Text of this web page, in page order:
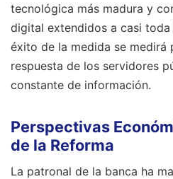
tecnológica más madura y
digital extendidos a casi
éxito de la medida se medirá
respuesta de los servidores
constante de información.
Perspectivas
de la Reforma
La patronal de la banca ha